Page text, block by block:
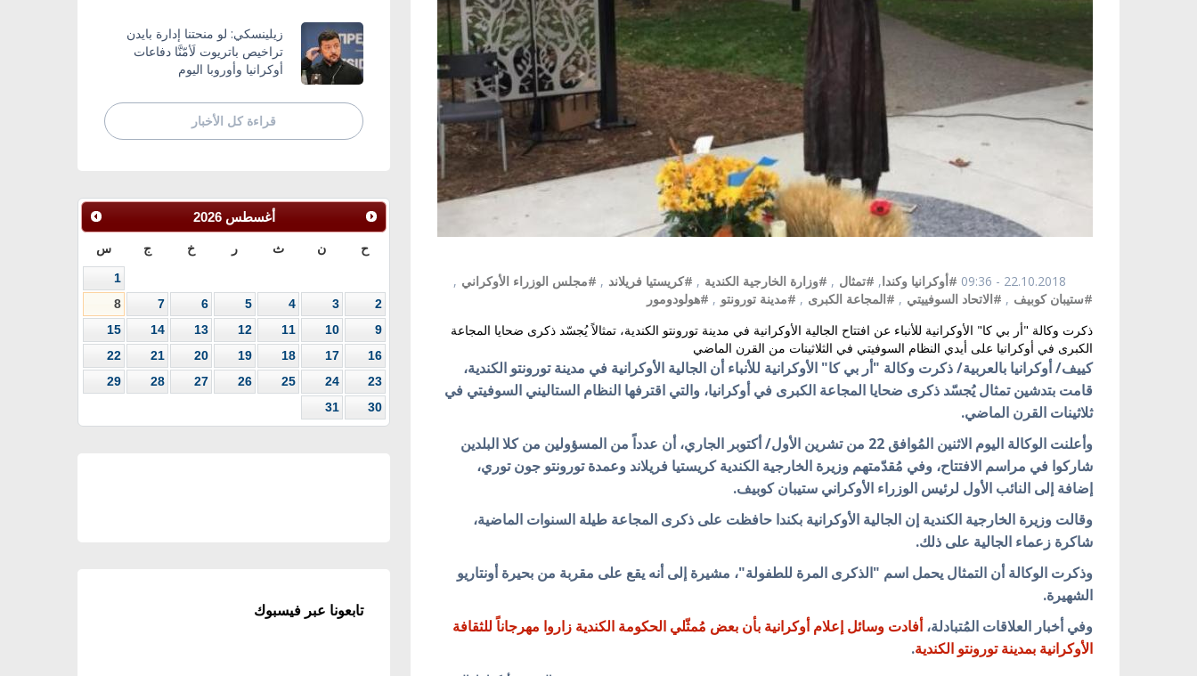
22.10.2018 - 09:36 #أوكرانيا وكندا, #تمثال , #وزارة الخارجية الكندية , #كريستيا فريلاند , #مجلس الوزراء الأوكراني ,
#ستيبان كوبيف , #الاتحاد السوفييتي , #المجاعة الكبرى , #مدينة تورونتو , #هولودومور
ذكرت وكالة "أر بي كا" الأوكرانية للأنباء عن افتتاح الجالية الأوكرانية في مدينة تورونتو الكندية، تمثالاً يُجسّد ذكرى ضحايا المجاعة
الكبرى في أوكرانيا على أيدي النظام السوفيتي في الثلاثينات من القرن الماضي
كييف/ أوكرانيا بالعربية/ ذكرت وكالة "أر بي كا" الأوكرانية للأنباء أن الجالية الأوكرانية في مدينة تورونتو الكندية،
قامت بتدشين تمثال يُجسّد ذكرى ضحايا المجاعة الكبرى في أوكرانيا، والتي اقترفها النظام الستاليني السوفيتي في
ثلاثينات القرن الماضي.
وأعلنت الوكالة اليوم الاثنين المُوافق 22 من تشرين الأول/ أكتوبر الجاري، أن
عدداً من المسؤولين من كلا البلدين
شاركوا في مراسم الافتتاح، وفي مُقدّمتهم وزيرة الخارجية الكندية كريستيا فريلاند وعمدة تورونتو جون توري،
إضافة إلى النائب الأول لرئيس الوزراء الأوكراني ستيبان كوبيف.
وقالت وزيرة الخارجية الكندية إن الجالية الأوكرانية بكندا حافظت على ذكرى المجاعة طيلة السنوات الماضية،
شاكرة زعماء الجالية على ذلك.
وذكرت الوكالة أن التمثال يحمل اسم "الذكرى المرة للطفولة"، مشيرة إلى أنه يقع على مقربة من بحيرة أونتاريو
الشهيرة.
وفي أخبار العلاقات المُتبادلة،أفادت وسائل إعلام أوكرانية بأن بعض مُمثّلي الحكومة الكندية زاروا مهرجاناً للثقافة
الأوكرانية بمدينة تورونتو الكندية.
زيلينسكي: لو منحتنا إدارة بايدن
تراخيص باتريوت لَأمّنَّا دفاعات
أوكرانيا وأوروبا اليوم
قراءة كل الأخبار
أغسطس 2026
ح ن ث ر خ ج س
1
2
3
4
5
6
7
8
9
10
11
12
13
14
15
16
17
18
19
20
21
22
23
24
25
26
27
28
29
30
31
تابعونا عبر فيسبوك